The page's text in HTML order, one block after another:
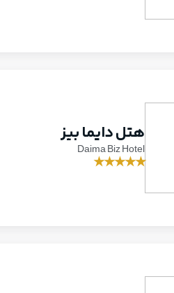
هتل دایما بیز
Daima Biz Hotel
★
★
★
★
★